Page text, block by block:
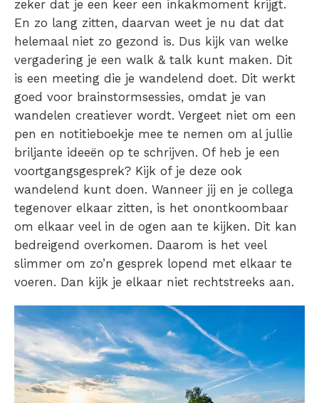
zeker dat je een keer een inkakmoment krijgt.
En zo lang zitten, daarvan weet je nu dat dat
helemaal niet zo gezond is. Dus kijk van welke
vergadering je een walk & talk kunt maken. Dit
is een meeting die je wandelend doet. Dit werkt
goed voor brainstormsessies, omdat je van
wandelen creatiever wordt. Vergeet niet om een
pen en notitieboekje mee te nemen om al jullie
briljante ideeën op te schrijven. Of heb je een
voortgangsgesprek? Kijk of je deze ook
wandelend kunt doen. Wanneer jij en je collega
tegenover elkaar zitten, is het onontkoombaar
om elkaar veel in de ogen aan te kijken. Dit kan
bedreigend overkomen. Daarom is het veel
slimmer om zo’n gesprek lopend met elkaar te
voeren. Dan kijk je elkaar niet rechtstreeks aan.